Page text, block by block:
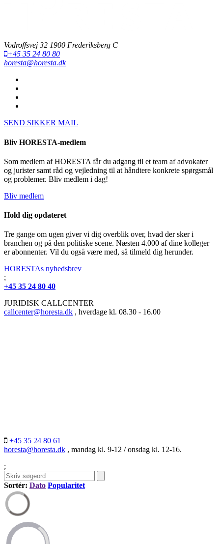
Vodroffsvej 32 1900 Frederiksberg C
+45 35 24 80 80
horesta@horesta.dk
SEND SIKKER MAIL
Bliv HORESTA-medlem
Som medlem af HORESTA får du adgang til et team af advokater
og jurister samt råd og vejledning til at håndtere konkrete spørgsmål
og problemer. Bliv medlem i dag!
Bliv medlem
Hold dig opdateret
Tre gange om ugen giver vi dig overblik over, hvad der sker i
branchen og på den politiske scene. Næsten 4.000 af dine kolleger
er abonnenter. Vil du også være med, så tilmeld dig herunder.
HORESTAs nyhedsbrev
;
+45 35 24 80 40
JURIDISK CALLCENTER
callcenter@horesta.dk , hverdage kl. 08.30 - 16.00
+45 35 24 80 61
horesta@horesta.dk , mandag kl. 9-12 / onsdag kl. 12-16.
;
Sortér: Dato Popularitet